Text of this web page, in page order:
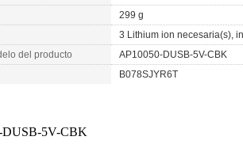
299 g
3 Lithium ion necesaria(s),
del producto
AP10050-DUSB-5V-CBK
B078SJYR6T
DUSB-5V-CBK